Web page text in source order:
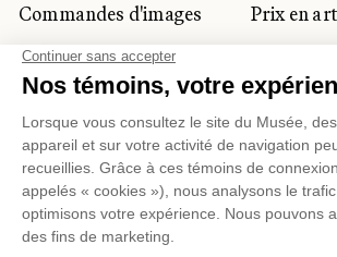
Commandes d'images
Prix en
Prix Lynne-Cohen
CLIENTÈLE
ET PRIVÉE
Location d'espaces
Activités